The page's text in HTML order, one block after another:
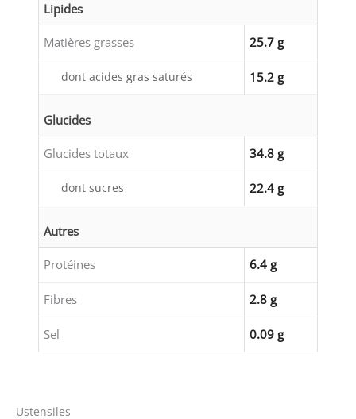
Lipides
Matières grasses 25.7 g
dont acides gras saturés 15.2 g
Glucides
Glucides totaux 34.8 g
dont sucres 22.4 g
Autres
Protéines 6.4 g
Fibres 2.8 g
Sel 0.09 g
Ustensiles